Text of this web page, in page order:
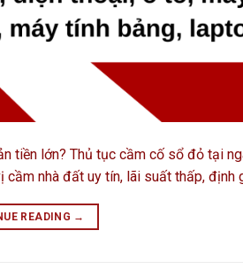
tiền lớn? Thủ tục cầm cố sổ đỏ tại
nhà đất uy tín, lãi suất thấp, định
READING →